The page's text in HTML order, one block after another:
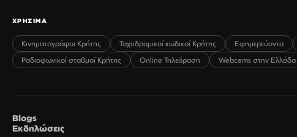
ΧΡΗΣΙΜΑ
Κινηματογράφοι Κρήτης Ταχυδρομικοί κωδικοί Κρήτης Εφημερεύοντα
Ραδιοφωνικοί σταθμοί Κρήτης
Online Τηλεόραση Webcams στην Ελλάδα
Blogs
Εκδηλώσεις